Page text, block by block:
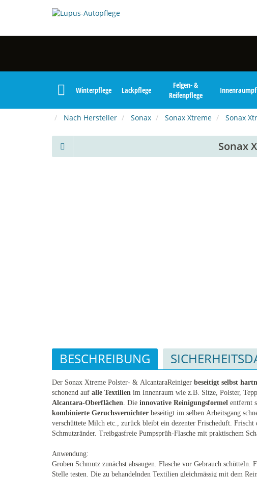
Winterpflege Lackpflege
Felgen- &
Reifenpflege
Nach Hersteller Sonax Sonax Xtreme Sonax
Sonax
BESCHREIBUNG
Der Sonax Xtreme Polster- & AlcantaraReiniger beseitigt selbst
schonend auf alle Textilien im Innenraum wie z.B. Sitze, Polster,
Alcantara-Oberflächen. Die innovative Reinigungsformel entfernt
kombinierte Geruchsvernichter beseitigt im selben Arbeitsgang
verschüttete Milch etc., zurück bleibt ein dezenter Frischeduft.
Schmutzränder. Treibgasfreie Pumpsprüh-Flasche mit praktischem
Anwendung:
Groben Schmutz zunächst absaugen. Flasche vor Gebrauch
Stelle testen. Die zu behandelnden Textilien gleichmässig mit dem